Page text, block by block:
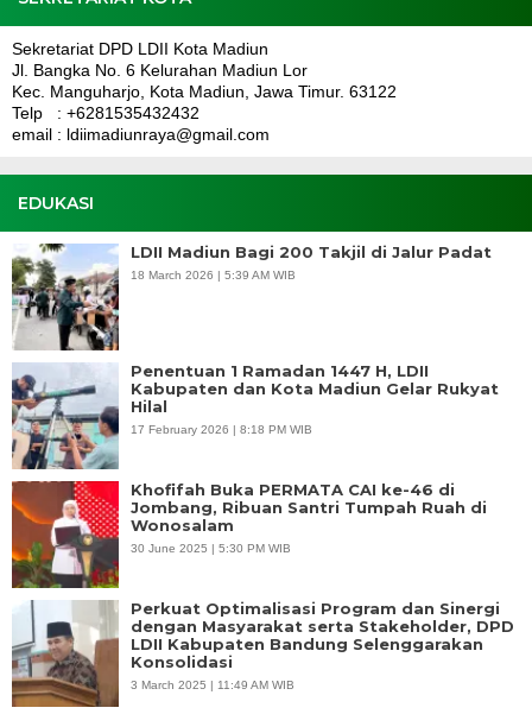
Sekretariat DPD LDII Kota Madiun
Jl. Bangka No. 6 Kelurahan Madiun Lor
Kec. Manguharjo, Kota Madiun, Jawa Timur. 63122
Telp : +6281535432432
email : ldiimadiunraya@gmail.com
EDUKASI
LDII Madiun Bagi 200 Takjil di Jalur Padat
18 March 2026 | 5:39 AM WIB
Penentuan 1 Ramadan 1447 H, LDII
Kabupaten dan Kota Madiun Gelar Rukyat
Hilal
17 February 2026 | 8:18 PM WIB
Khofifah Buka PERMATA CAI ke-46 di
Jombang, Ribuan Santri Tumpah Ruah di
Wonosalam
30 June 2025 | 5:30 PM WIB
Perkuat Optimalisasi Program dan Sinergi
dengan Masyarakat serta Stakeholder, DPD
LDII Kabupaten Bandung Selenggarakan
Konsolidasi
3 March 2025 | 11:49 AM WIB